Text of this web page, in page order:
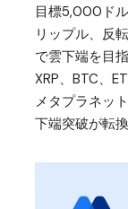
目標5,000ドル
リップル、反
で雲下端を目
XRP、BTC、
メタプラネッ
下端突破が転